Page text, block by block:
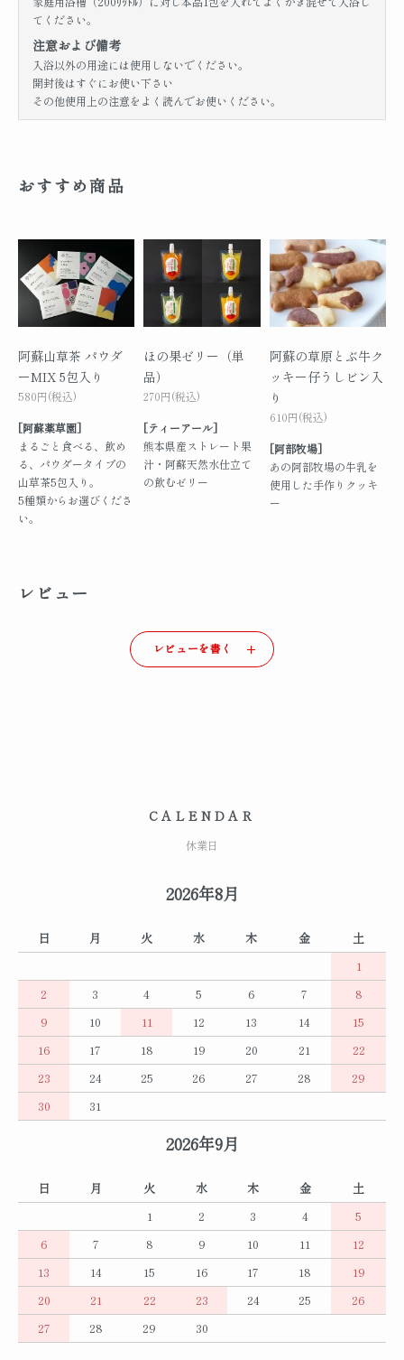
てください。
注意および備考
入浴以外の用途には使用しないでください。
開封後はすぐにお使い下さい
その他使用上の注意をよく読んでお使いください。
おすすめ商品
阿蘇山草茶 パウダ
ーMIX 5包入り
580円(税込)
[阿蘇薬草園]
まるごと食べる、飲め
る、パウダータイプの
山草茶5包入り。
5種類からお選びくださ
い。
ほの果ゼリー（単
品）
270円(税込)
[ティーアール]
熊本県産ストレート果
汁・阿蘇天然水仕立て
の飲むゼリー
阿蘇の草原とぶ牛ク
ッキー仔うしビン入
り
610円(税込)
[阿部牧場]
あの阿部牧場の牛乳を
使用した手作りクッキ
ー
レビュー
レビューを書く
CALENDAR
休業日
2026年8月
日 月 火 水 木 金
土
1
2
3 4 5 6 7
8
9
10 11 12 13 14
15
16
17 18 19 20 21
22
23
24 25 26 27 28
29
30
31
2026年9月
日 月 火 水 木 金
土
1
2 3 4
5
6
7 8 9 10 11
12
13
14 15 16 17 18
19
20
21 22 23 24 25
26
27
28 29 30